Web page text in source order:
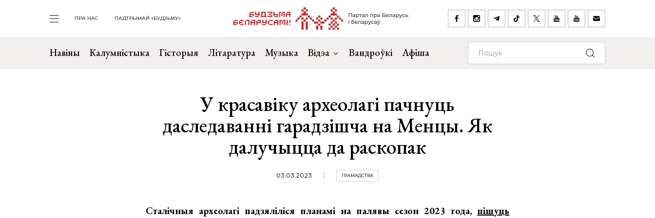
ПРА НАС ПАДТРЫМАЙ «БУДЗЬМУ»
Навіны Калумністыка Гісторыя Літаратура Музыка Відэа Вандроўкі Афіша
У красавіку археолагі пачнуць
даследаванні гарадзішча на Менцы. Як
далучыцца да раскопак
03.03.2023 ГРАМАДСТВА
Сталічныя археолагі падзяліліся планамі на палявы сезон 2023 года, пішуць